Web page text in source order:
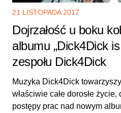
21 LISTOPADA 2017
Dojrzałość u boku
albumu „Dick4Dick
zespołu Dick4Dick
Muzyka Dick4Dick
właściwie całe dorosłe
postępy prac nad nowym